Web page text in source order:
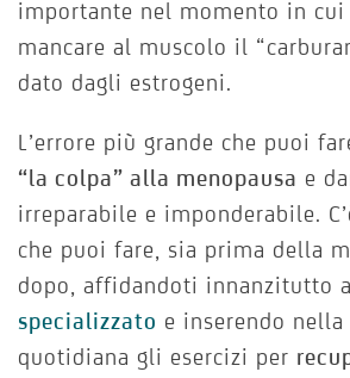
importante nel momento in cui
mancare al muscolo il
dato dagli estrogeni.
L’errore più grande che puoi
“la colpa” alla menopausa e
irreparabile e imponderabile.
che puoi fare, sia prima della
dopo, affidandoti innanzitutto
specializzato e inserendo
quotidiana gli esercizi per